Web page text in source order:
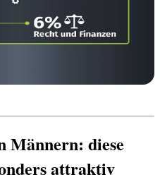
Männern: diese
attraktiv